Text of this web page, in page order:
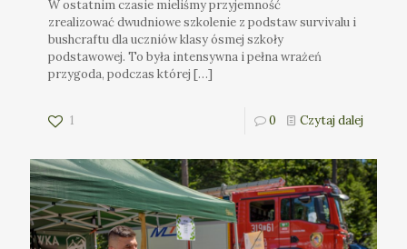
W ostatnim czasie mieliśmy przyjemność
zrealizować dwudniowe szkolenie z podstaw survivalu i
bushcraftu dla uczniów klasy ósmej szkoły
podstawowej. To była intensywna i pełna wrażeń
przygoda, podczas której […]
1 0 Czytaj dalej